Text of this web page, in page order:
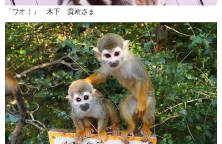
「ワオ！」 木下 貴靖さま